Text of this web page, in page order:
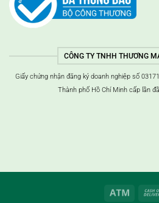
CÔNG TY TNHH THƯƠNG
Giấy chứng nhận đăng ký doanh nghiệp số
Thành phố Hồ Chí Minh cấp lần
ATM